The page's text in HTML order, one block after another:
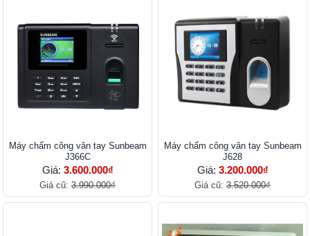
Máy chấm công vân tay Sunbeam
J366C
Giá: 3.600.000₫
Giá cũ: 3.990.000₫
Máy chấm công vân tay Sunbeam
J628
Giá: 3.200.000₫
Giá cũ: 3.520.000₫